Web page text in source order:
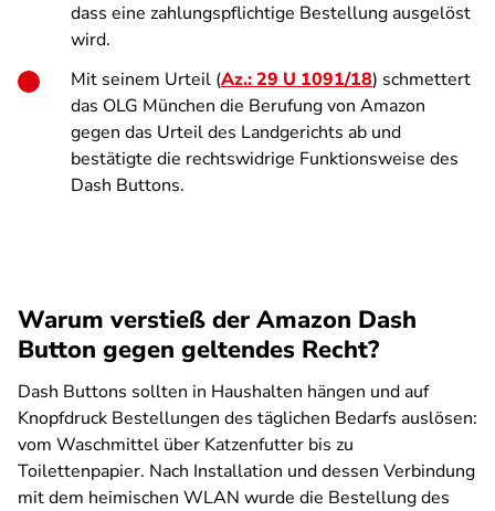
dass eine zahlungspflichtige Bestellung ausgelöst
wird.
Mit seinem Urteil (Az.: 29 U 1091/18) schmettert
das OLG München die Berufung von Amazon
gegen das Urteil des Landgerichts ab und
bestätigte die rechtswidrige Funktionsweise des
Dash Buttons.
Warum verstieß der Amazon Dash
Button gegen geltendes Recht?
Dash Buttons sollten in Haushalten hängen und auf
Knopfdruck Bestellungen des täglichen Bedarfs auslösen:
vom Waschmittel über Katzenfutter bis zu
Toilettenpapier. Nach Installation und dessen Verbindung
mit dem heimischen WLAN wurde die Bestellung des